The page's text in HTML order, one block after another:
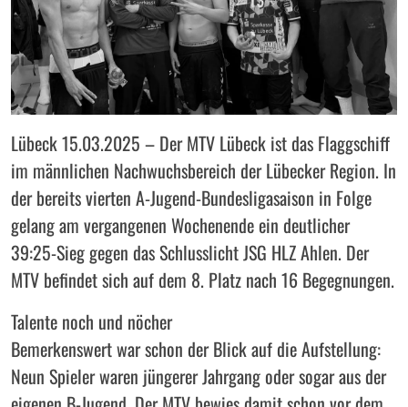
Lübeck 15.03.2025 – Der MTV Lübeck ist das Flaggschiff
im männlichen Nachwuchsbereich der Lübecker Region. In
der bereits vierten A-Jugend-Bundesligasaison in Folge
gelang am vergangenen Wochenende ein deutlicher
39:25-Sieg gegen das Schlusslicht JSG HLZ Ahlen. Der
MTV befindet sich auf dem 8. Platz nach 16 Begegnungen.
Talente noch und nöcher
Bemerkenswert war schon der Blick auf die Aufstellung:
Neun Spieler waren jüngerer Jahrgang oder sogar aus der